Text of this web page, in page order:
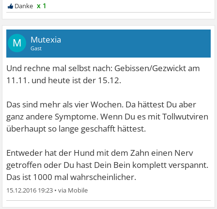
x 1
M Mutexia
Gast
Und rechne mal selbst nach: Gebissen/Gezwickt am
11.11. und heute ist der 15.12.
Das sind mehr als vier Wochen. Da hättest Du aber
ganz andere Symptome. Wenn Du es mit Tollwutviren
überhaupt so lange geschafft hättest.
Entweder hat der Hund mit dem Zahn einen Nerv
getroffen oder Du hast Dein Bein komplett verspannt.
Das ist 1000 mal wahrscheinlicher.
15.12.2016 19:23 •